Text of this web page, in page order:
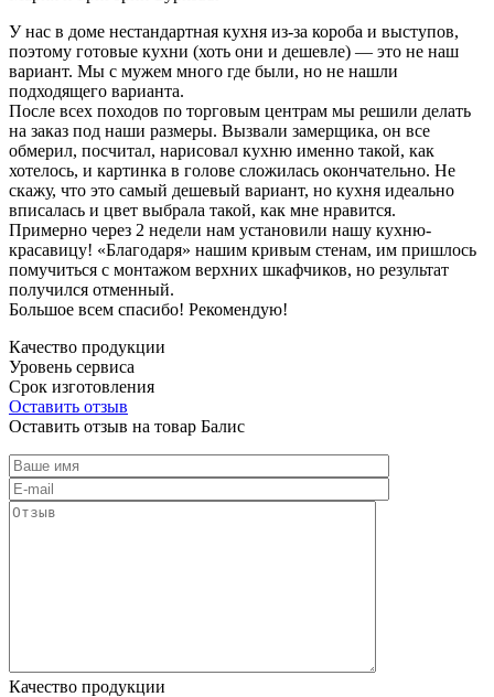
У нас в доме нестандартная кухня из-за короба и выступов,
поэтому готовые кухни (хоть они и дешевле) — это не наш
вариант. Мы с мужем много где были, но не нашли
подходящего варианта.
После всех походов по торговым центрам мы решили делать
на заказ под наши размеры. Вызвали замерщика, он все
обмерил, посчитал, нарисовал кухню именно такой, как
хотелось, и картинка в голове сложилась окончательно. Не
скажу, что это самый дешевый вариант, но кухня идеально
вписалась и цвет выбрала такой, как мне нравится.
Примерно через 2 недели нам установили нашу кухню-
красавицу! «Благодаря» нашим кривым стенам, им пришлось
помучиться с монтажом верхних шкафчиков, но результат
получился отменный.
Большое всем спасибо! Рекомендую!
Качество продукции
Уровень сервиса
Срок изготовления
Оставить отзыв
Оставить отзыв на товар Балис
Качество продукции